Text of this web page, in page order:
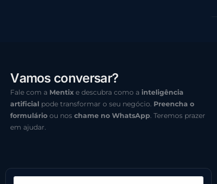
Vamos conversar?
Fale com a Mentix e descubra como a inteligência
artificial pode transformar o seu negócio. Preencha o
formulário ou noschame no WhatsApp. Teremos prazer
em ajudar.